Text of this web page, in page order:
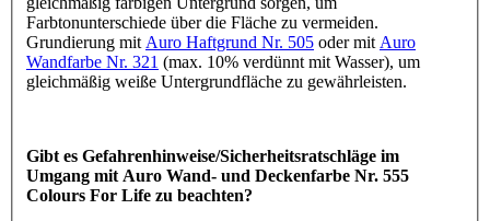
Farbtonunterschiede über die Fläche zu vermeiden.
Grundierung mit Auro Haftgrund Nr. 505 oder mit Auro
Wandfarbe Nr. 321 (max. 10% verdünnt mit Wasser), um
gleichmäßig weiße Untergrundfläche zu gewährleisten.
Gibt es Gefahrenhinweise/Sicherheitsratschläge im
Umgang mit Auro Wand- und Deckenfarbe Nr. 555
Colours For Life zu beachten?